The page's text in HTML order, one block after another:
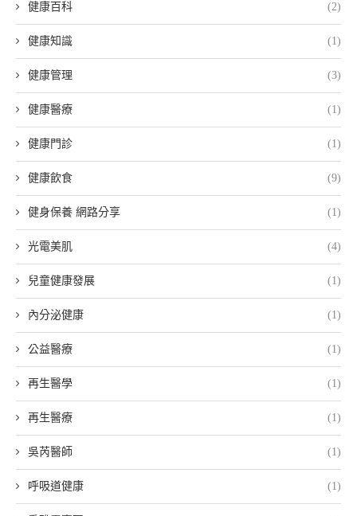
健康百科 (2)
健康知識 (1)
健康管理 (3)
健康醫療 (1)
健康門診 (1)
健康飲食 (9)
健身保養 網路分享 (1)
光電美肌 (4)
兒童健康發展 (1)
內分泌健康 (1)
公益醫療 (1)
再生醫學 (1)
再生醫療 (1)
吳芮醫師 (1)
呼吸道健康 (1)